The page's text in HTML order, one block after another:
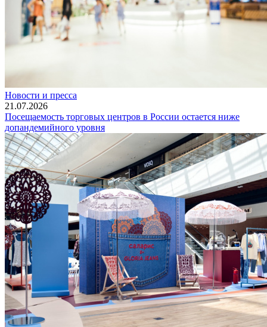
Новости и пресса
21.07.2026
Посещаемость торговых центров в России остается ниже
допандемийного уровня